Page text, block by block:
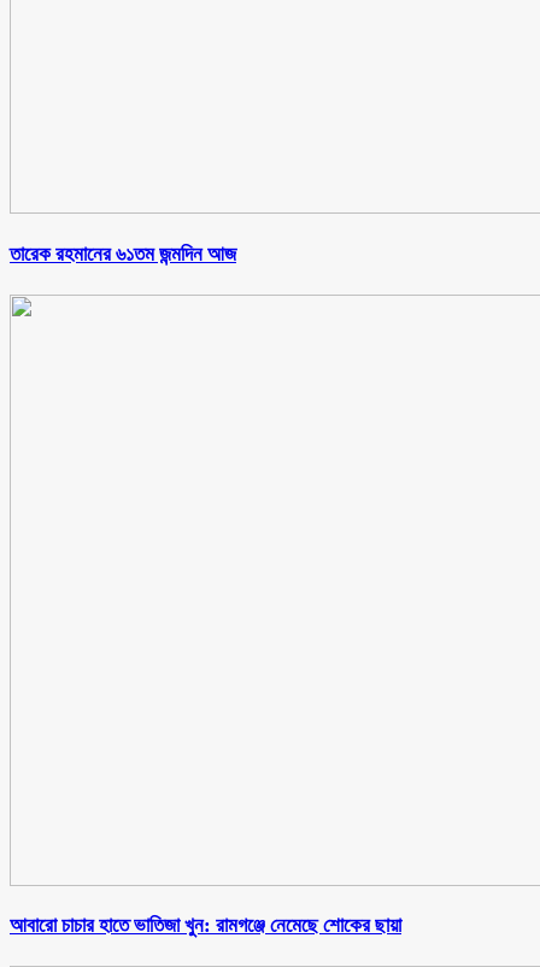
তারেক রহমানের ৬১তম জন্মদিন আজ
আবারো চাচার হাতে ভাতিজা খুন: রামগঞ্জে নেমেছে শোকের ছায়া